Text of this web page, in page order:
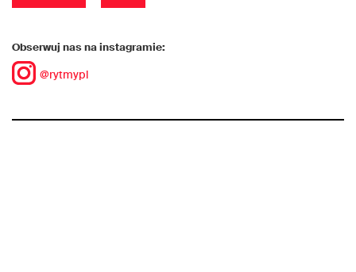
Obserwuj nas na instagramie:
@rytmypl